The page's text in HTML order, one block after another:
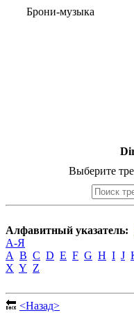
Брони-музыка
Выберите
Алфавитный указатель:
А-Я
A B C D E F G H I J
X Y Z
🔙 <Назад>